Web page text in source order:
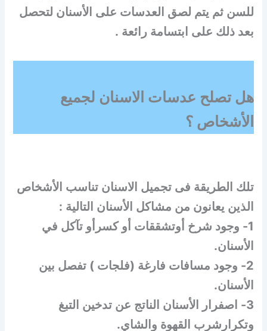
للسن ثم يتم لصق العدسات على الأسنان لتحصل
بعد ذلك على ابتسامة رائعة .
هل تصلح عدسات الاسنان لجميع
الأشخاص ؟
تلك الطريقة فى تجميل الاسنان تناسب الأشخاص
الذين يعانون من مشاكل الأسنان التالية :
1- وجود شرخ أوتشققات أو كسرأو تآكل في
الأسنان.
2- وجود مسافات فارغة (فلجات ) تفصل بين
الأسنان.
3- اصفرار الأسنان الناتج عن تدخين التبغ
وتكرارشرب القهوة والشاي.